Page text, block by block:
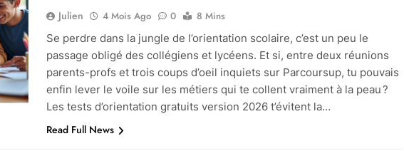
Julien 4 Mois Ago 0
8 Mins
Se perdre dans la jungle de l’orientation scolaire, c’est un peu le
passage obligé des collégiens et lycéens. Et si, entre deux réunions
parents-profs et trois coups d’oeil inquiets sur Parcoursup, tu pouvais
enfin lever le voile sur les métiers qui te collent vraiment à la peau ?
Les tests d’orientation gratuits version 2026 t’évitent la…
Read Full News